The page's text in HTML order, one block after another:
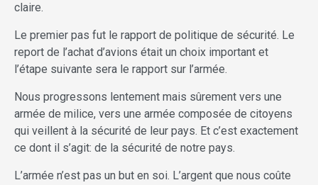
claire.
Le premier pas fut le rapport de politique de sécurité. Le
report de l’achat d’avions était un choix important et
l’étape suivante sera le rapport sur l’armée.
Nous progressons lentement mais sûrement vers une
armée de milice, vers une armée composée de citoyens
qui veillent à la sécurité de leur pays. Et c’est exactement
ce dont il s’agit: de la sécurité de notre pays.
L’armée n’est pas un but en soi. L’argent que nous coûte